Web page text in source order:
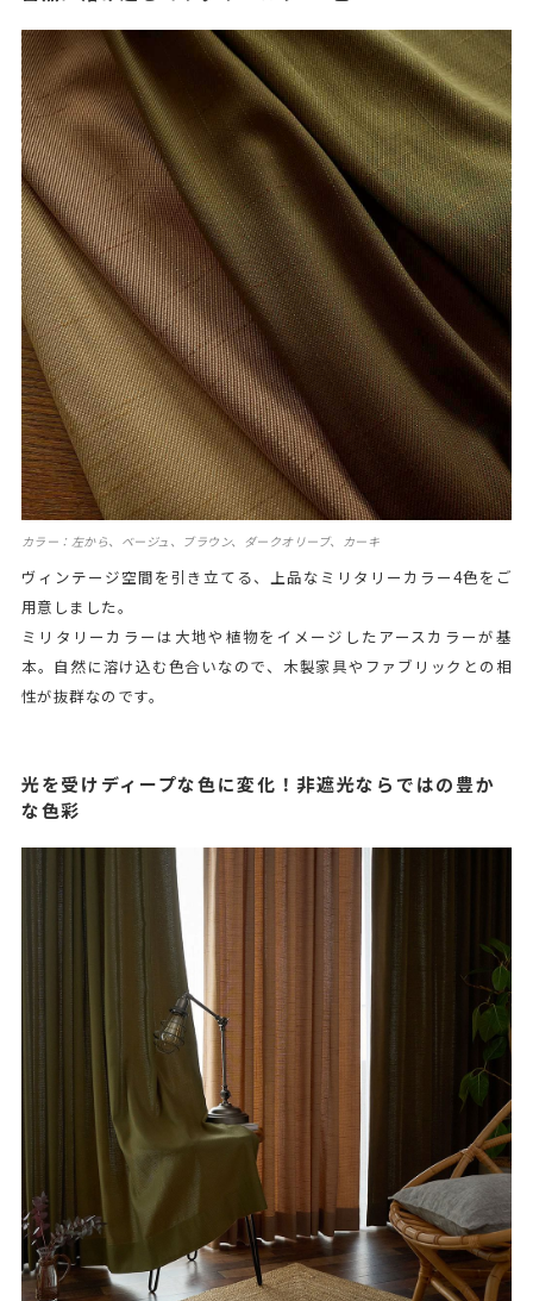
カラー：左から、ベージュ、ブラウン、ダークオリーブ、カーキ
ヴィンテージ空間を引き立てる、上品なミリタリーカラー4色をご
用意しました。
ミリタリーカラーは大地や植物をイメージしたアースカラーが基
本。自然に溶け込む色合いなので、木製家具やファブリックとの相
性が抜群なのです。
光を受けディープな色に変化！非遮光ならではの豊か
な色彩